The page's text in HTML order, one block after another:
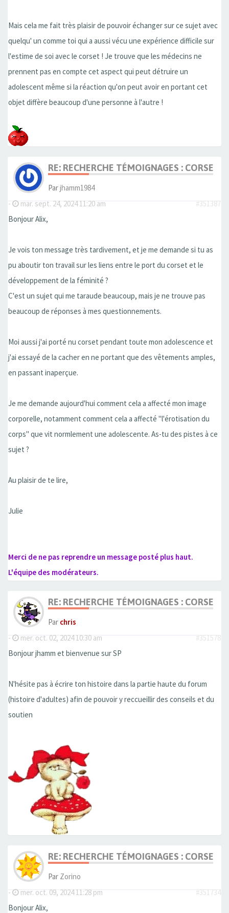
Mais cela me fait très plaisir de pouvoir échanger sur ce sujet avec
quelqu' un comme toi qui a aussi vécu une expérience difficile sur
l'estime de soi avec le corset ! Je trouve que les médecins ne
prennent pas en compte cet aspect qui peut détruire un
adolescent même si la réaction qu'on peut avoir en portant cet
objet diffère beaucoup d'une personne à l'autre !
RE: RECHERCHE TÉMOIGNAGES : CORSET,
Parjhamm1984
-
mar. sept. 24, 2024 11:20 am
#351387
Bonjour Alix,
Je vois ton message très tardivement, et je me demande si tu as
pu aboutir ton travail sur les liens entre le port du corset et le
développement de la féminité ?
C'est un sujet qui me taraude beaucoup, mais je ne trouve pas
beaucoup de réponses à mes questionnements.
Moi aussi j'ai porté nu corset pendant toute mon adolescence et
j'ai essayé de la cacher en ne portant que des vêtements amples,
en passant inaperçue.
Je me demande aujourd'hui comment cela a affecté mon image
corporelle, notamment comment cela a affecté "l'érotisation du
corps" que vit normlement une adolescente. As-tu des pistes à ce
sujet ?
Au plaisir de te lire,
Julie
Merci de ne pas reprendre un message posté plus haut.
L'équipe des modérateurs.
RE: RECHERCHE TÉMOIGNAGES : CORSET,
Par chris
-
mer. oct. 02, 2024 10:30 am
#351578
Bonjour jhamm et bienvenue sur SP
N'hésite pas à écrire ton histoire dans la partie haute du forum
(histoire d'adultes) afin de pouvoir y reccueillir des conseils et du
soutien
RE: RECHERCHE TÉMOIGNAGES : CORSET,
Par Zorino
-
mer. oct. 09, 2024 11:28 pm
#351734
Bonjour Alix,